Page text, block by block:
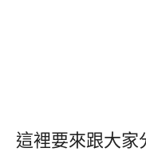
這裡要來跟大家